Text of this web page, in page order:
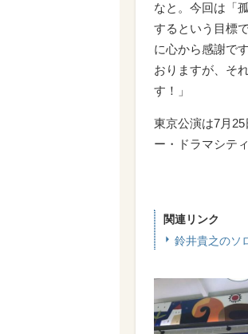
なと。今回は「
するという目標
に心から感謝で
おりますが、そ
す！」
東京公演は7月
ー・ドラマシテ
関連リンク
鈴井貴之のソ